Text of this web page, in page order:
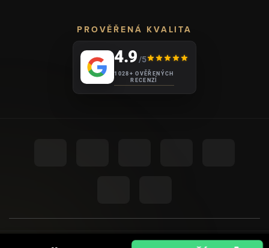
PROVĚŘENÁ KVALITA
4.9/5
1028+ OVĚŘENÝCH
RECENZÍ
UPRAVIT NASTAVENÍ COOKIES